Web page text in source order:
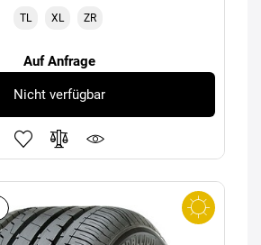
TL XL ZR
Auf Anfrage
Nicht verfügbar